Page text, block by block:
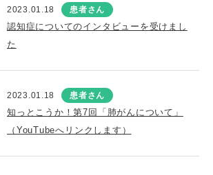
2023.01.18 患者さん
認知症についてのインタビューを受けまし
た
2023.01.18 患者さん
知っとこうか！第7回「肺がんについて」
（YouTubeへリンクします）